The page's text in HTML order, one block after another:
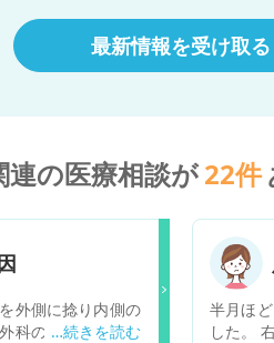
最新情報を受け取る
連の医療相談が22件
外側に捻り内側の
科の診察では骨折
半月ほ
した。